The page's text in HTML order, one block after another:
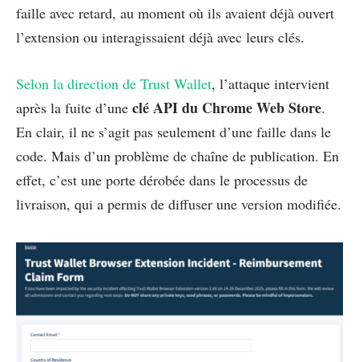
faille avec retard, au moment où ils avaient déjà ouvert
l’extension ou interagissaient déjà avec leurs clés.
Selon la direction de Trust Wallet, l’attaque intervient
après la fuite d’une clé API du Chrome Web Store.
En clair, il ne s’agit pas seulement d’une faille dans le
code. Mais d’un problème de chaîne de publication. En
effet, c’est une porte dérobée dans le processus de
livraison, qui a permis de diffuser une version modifiée.